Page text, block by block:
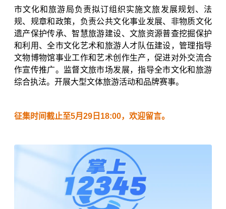
市文化和旅游局负责拟订组织实施文旅发展规划、法
规、规章和政策，负责公共文化事业发展、非物质文化
遗产保护传承、智慧旅游建设、文旅资源普查挖掘保护
和利用、全市文化艺术和旅游人才队伍建设，管理指导
文物博物馆事业工作和艺术创作生产，促进对外交流合
作宣传推广。监督文旅市场发展，指导全市文化和旅游
综合执法。开展大型文体旅游活动和品牌赛事。
征集时间截止至5月29日18:00，欢迎留言。